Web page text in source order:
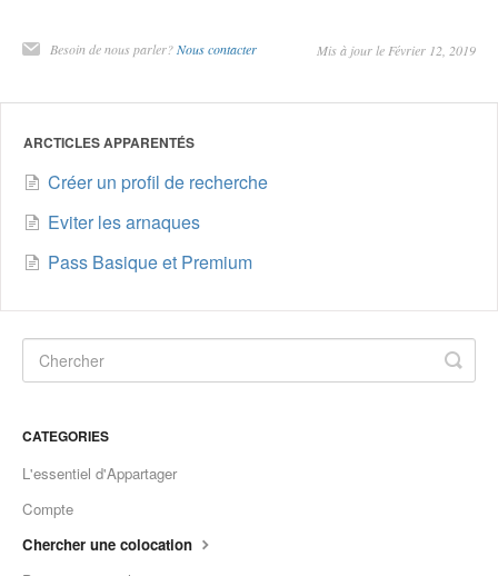
Besoin de nous parler?Nous contacter Mis à jour le Février 12, 2019
ARCTICLES APPARENTÉS
Créer un profil de recherche
Eviter les arnaques
Pass Basique et Premium
CATEGORIES
L'essentiel d'Appartager
Compte
Chercher une colocation